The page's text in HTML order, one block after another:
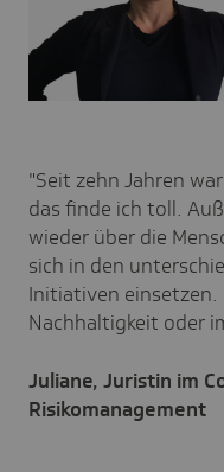
"Seit zehn Jahren
das finde ich toll.
wieder über die
sich in den
Initiativen einsetzen.
Nachhaltigkeit oder
Juliane, Juristin im
Risikomanagement